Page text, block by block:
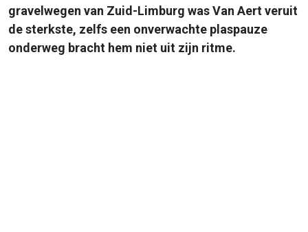
gravelwegen van Zuid-Limburg was Van Aert veruit
de sterkste, zelfs een onverwachte plaspauze
onderweg bracht hem niet uit zijn ritme.